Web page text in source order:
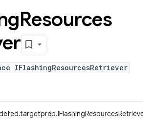
Resources
IFlashingResourcesRetriever